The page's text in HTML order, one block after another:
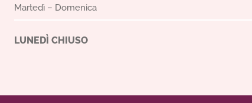
Martedì – Domenica
LUNEDÌ CHIUSO